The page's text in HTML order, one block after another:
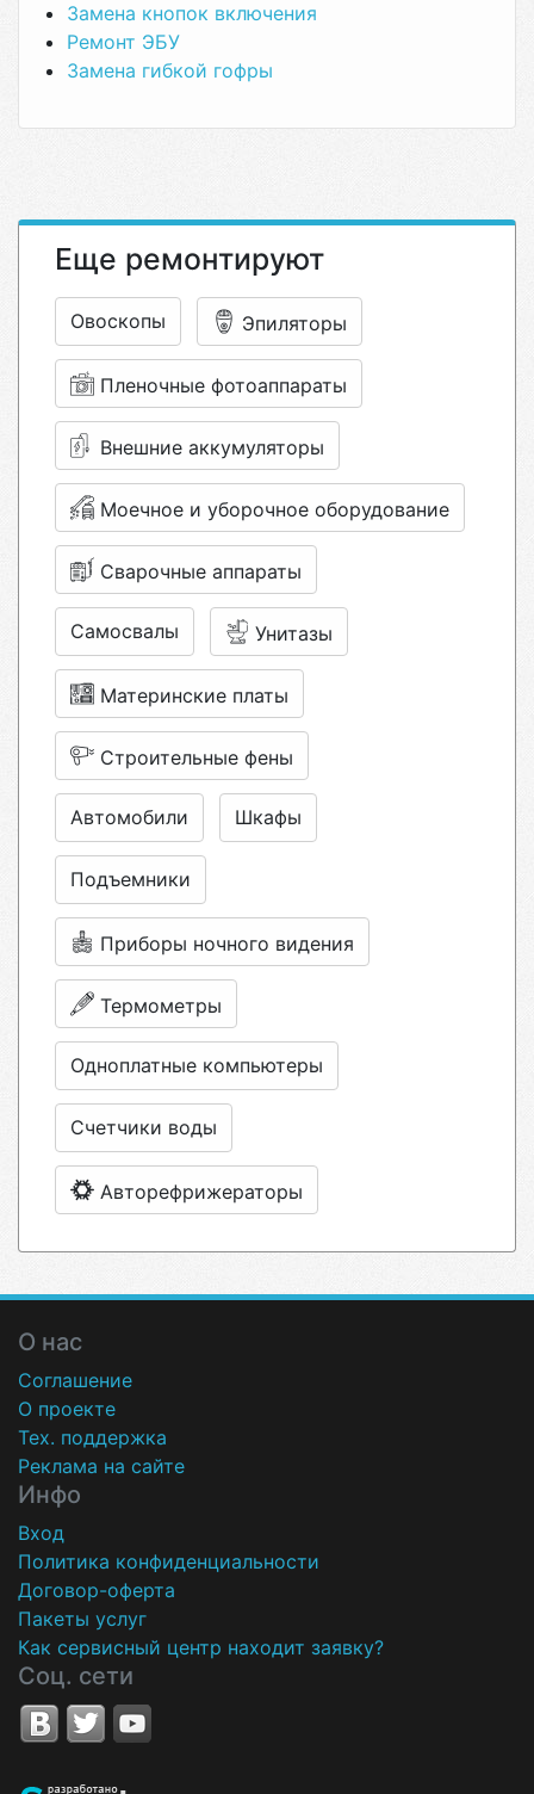
Замена кнопок включения
Ремонт ЭБУ
Замена гибкой гофры
Еще ремонтируют
Овоскопы Эпиляторы
Пленочные фотоаппараты
Внешние аккумуляторы
Моечное и уборочное оборудование
Сварочные аппараты
Самосвалы Унитазы
Материнские платы
Строительные фены
Автомобили Шкафы
Подъемники
Приборы ночного видения
Термометры
Одноплатные компьютеры
Счетчики воды
Авторефрижераторы
О нас
Соглашение
О проекте
Тех. поддержка
Реклама на сайте
Инфо
Вход
Политика конфиденциальности
Договор-оферта
Пакеты услуг
Как сервисный центр находит заявку?
Соц. сети